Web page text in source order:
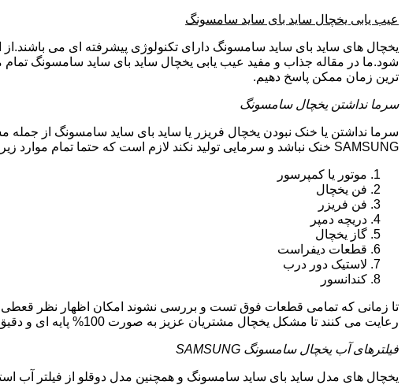
عیب یابی یخچال ساید بای ساید سامسونگ
یخچال های ساید بای ساید سامسونگ دارای تکنولوژی پیشرفته ای می
شود.ما در مقاله جذاب و مفید عیب یابی یخچال ساید بای ساید سامسونگ
ترین زمان ممکن پاسخ دهیم.
سرما نداشتن یخچال سامسونگ
سرما نداشتن یا خنک نبودن یخچال فریزر یا ساید بای ساید سامسونگ از
SAMSUNG خنک نباشد و سرمایی تولید نکند لازم است که حتما تمام موارد زیر توسط تکنیسین تعمیرات یخچال سامسونگ بررسی گردد:
موتور یا کمپرسور
فن یخچال
فن فریزر
دریچه دمپر
گاز یخچال
قطعات دیفراست
لاستیک دور درب
کندانسور
تا زمانی که تمامی قطعات فوق تست و بررسی نشوند امکان اظهار نظر قعطی
رعایت می کنند تا مشکل یخچال مشتریان عزیز به صورت 100% پایه ای و دقیق برطرف گردد.
فیلترهای آب یخچال سامسونگ SAMSUNG
یخچال های مدل ساید بای ساید سامسونگ و همچنین مدل دوقلو از فیلتر آب استفاده می